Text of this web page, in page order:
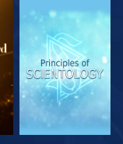
EXPLORAR A
SÉRIE